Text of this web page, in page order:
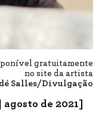
gratuitamente
no site da artista
Salles/Divulgação
| agosto de 2021]